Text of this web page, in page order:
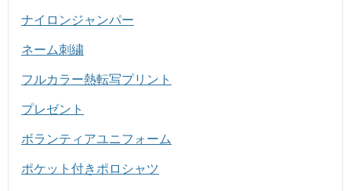
ナイロンジャンパー
ネーム刺繍
フルカラー熱転写プリント
プレゼント
ボランティアユニフォーム
ポケット付きポロシャツ